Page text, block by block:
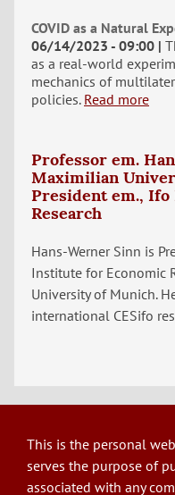
COVID as a Natural
06/14/2023 - 09:00
as a real-world
mechanics of
policies. Read more
Professor em.
Maximilian
President em.,
Research
Hans-Werner Sinn is
Institute for Economic
University of Munich.
international CESifo
This is the personal
serves the purpose of
associated with any